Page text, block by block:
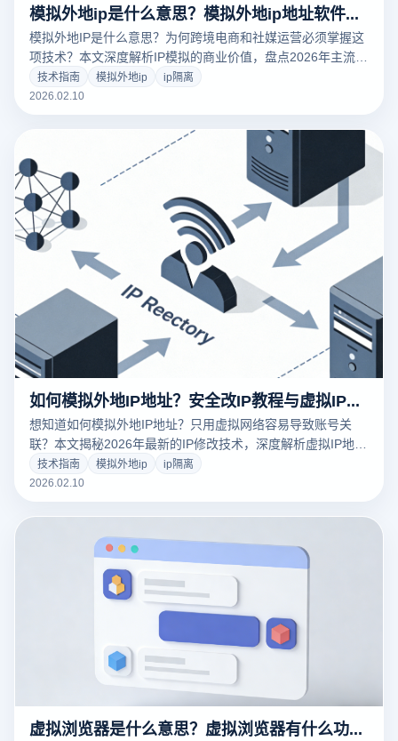
模拟外地ip是什么意思？模拟外地ip地址软件有哪些？
模拟外地IP是什么意思？为何跨境电商和社媒运营必须掌握这
项技术？本文深度解析IP模拟的商业价值，盘点2026年主流的
模拟IP地址软件。重点揭秘云登指纹浏览器如何通过内核级环
境隔离，实现“IP+设备指纹”的双重伪装，保障账号安全防关
技术指南 模拟外地ip
ip隔离
2026.02.10
如何模拟外地IP地址？安全改IP教程与虚拟IP软件防关联指南
想知道如何模拟外地IP地址？只用虚拟网络容易导致账号关
联？本文揭秘2026年最新的IP修改技术，深度解析虚拟IP地址
软件的局限性。教你利用云登指纹浏览器的内核级环境隔离与
时区自动校准功能，实现“IP+设备”的双重伪装，保障跨境电商
技术指南 模拟外地ip
ip隔离
2026.02.10
虚拟浏览器是什么意思？虚拟浏览器有什么功能？